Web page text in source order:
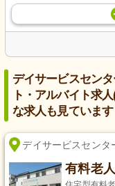
デイサービスセン
ト・アルバイト求
な求人も見ています
デイサービスセンタ
有料老